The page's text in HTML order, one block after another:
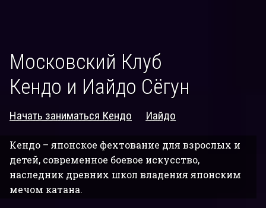
Московский Клуб
Кендо и Иайдо Сёгун
Начать заниматься Кендо Иайдо
Кендо – японское фехтование для взрослых и
детей, современное боевое искусство,
наследник древних школ владения японским
мечом катана.